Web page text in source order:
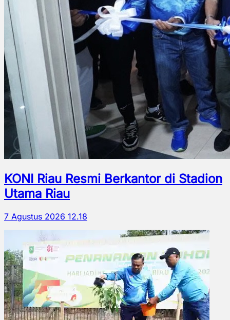
KONI Riau Resmi Berkantor di Stadion
Utama Riau
7 Agustus 2026 12.18